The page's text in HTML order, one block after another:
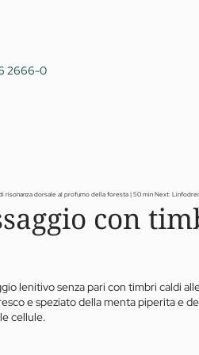
2666-0
risonanza dorsale al profumo della foresta | 50 min Next:
con
lenitivo senza pari con timbri caldi
e speziato della menta piperita e
cellule.